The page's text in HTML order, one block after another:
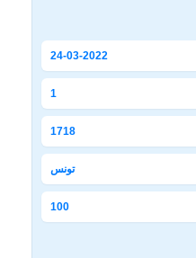
24-03-2022
1
1718
تونس
100